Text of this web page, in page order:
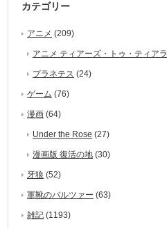
カテゴリー
アニメ (209)
アニメ ティアーズ・トゥ・ティアラ
プラネテス (24)
ゲーム (76)
漫画 (64)
Under the Rose (27)
漫画版 復活の地 (30)
牙狼 (52)
軍靴のバルツァー (63)
雑記 (1193)